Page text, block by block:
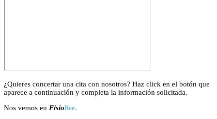
¿Quieres concertar una cita con nosotros? Haz click en el botón que
aparece a continuación y completa la información solicitada.
Nos vemos en Fisiolive.